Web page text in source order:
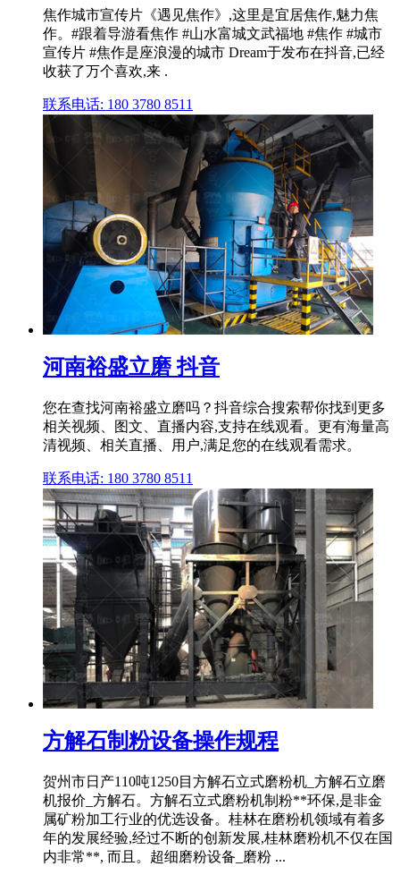
焦作城市宣传片《遇见焦作》,这里是宜居焦作,魅力焦
作。#跟着导游看焦作 #山水富城文武福地 #焦作 #城市
宣传片 #焦作是座浪漫的城市 Dream于发布在抖音,已经
收获了万个喜欢,来 .
联系电话: 180 3780 8511
河南裕盛立磨 抖音
您在查找河南裕盛立磨吗？抖音综合搜索帮你找到更多
相关视频、图文、直播内容,支持在线观看。更有海量高
清视频、相关直播、用户,满足您的在线观看需求。
联系电话: 180 3780 8511
方解石制粉设备操作规程
贺州市日产110吨1250目方解石立式磨粉机_方解石立磨
机报价_方解石。方解石立式磨粉机制粉**环保,是非金
属矿粉加工行业的优选设备。桂林在磨粉机领域有着多
年的发展经验,经过不断的创新发展,桂林磨粉机不仅在国
内非常**, 而且。超细磨粉设备_磨粉 ...